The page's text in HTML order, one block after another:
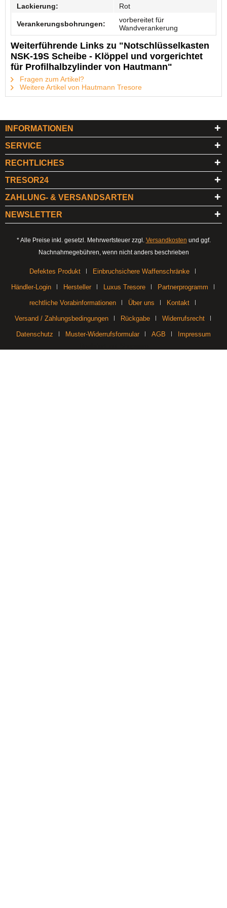
Lackierung:
Rot
Verankerungsbohrungen:
vorbereitet für
Wandverankerung
Weiterführende Links zu "Notschlüsselkasten
NSK-19S Scheibe - Klöppel und vorgerichtet
für Profilhalbzylinder von Hautmann"
Fragen zum Artikel?
Weitere Artikel von Hautmann Tresore
INFORMATIONEN
SERVICE
RECHTLICHES
TRESOR24
ZAHLUNG- & VERSANDSARTEN
NEWSLETTER
* Alle Preise inkl. gesetzl. Mehrwertsteuer zzgl. Versandkosten und ggf.
Nachnahmegebühren, wenn nicht anders beschrieben
Defektes Produkt Einbruchsichere Waffenschränke
Händler-Login Hersteller Luxus Tresore Partnerprogramm
rechtliche Vorabinformationen Über uns Kontakt
Versand / Zahlungsbedingungen Rückgabe Widerrufsrecht
Datenschutz Muster-Widerrufsformular AGB
Impressum